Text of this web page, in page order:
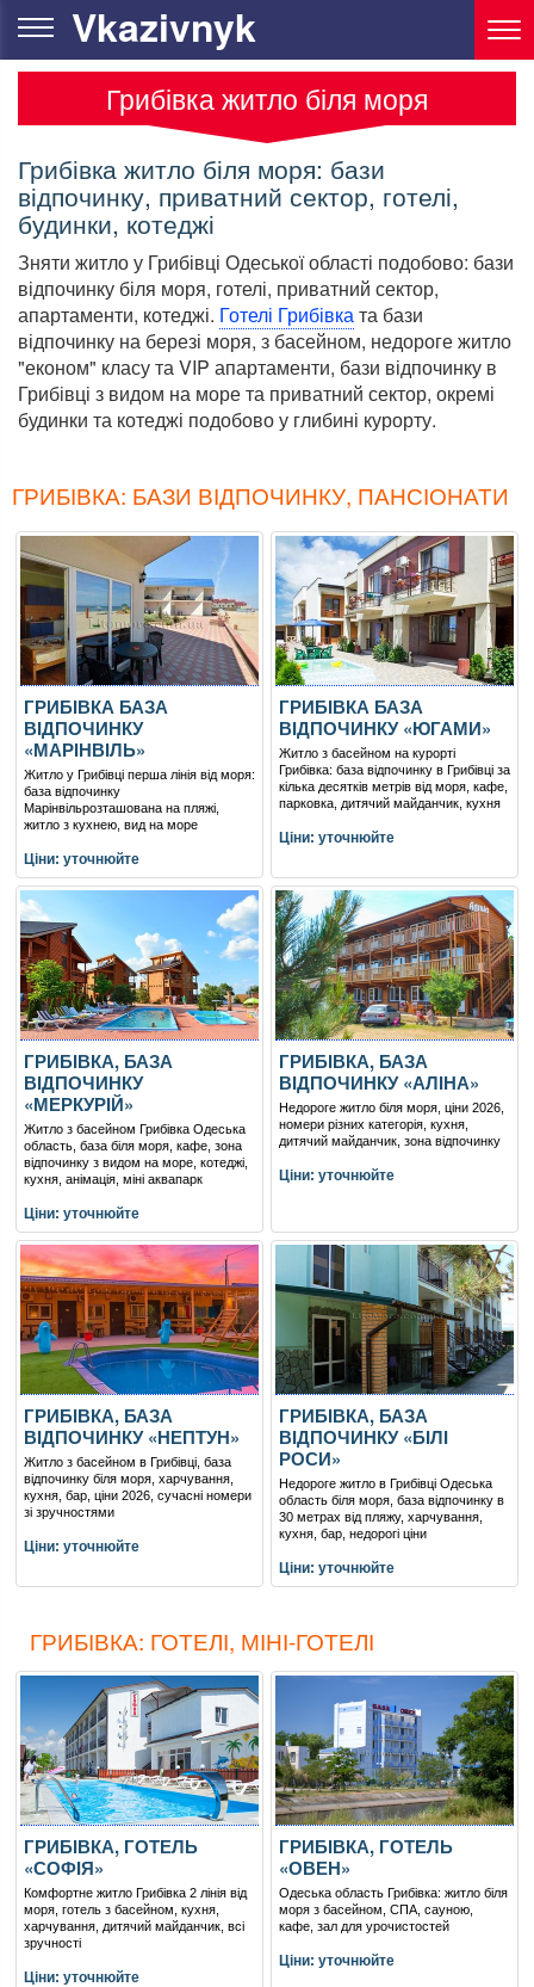
Vkazivnyk
Грибівка житло біля моря
Грибівка житло біля моря: бази
відпочинку, приватний сектор, готелі,
будинки, котеджі
Зняти житло у Грибівці Одеської області подобово: бази
відпочинку біля моря, готелі, приватний сектор,
апартаменти, котеджі. Готелі Грибівката бази
відпочинку на березі моря, з басейном, недороге житло
"економ" класу та VIP апартаменти, бази відпочинку в
Грибівці з видом на море та приватний сектор, окремі
будинки та котеджі подобово у глибині курорту.
ГРИБІВКА: БАЗИ ВІДПОЧИНКУ, ПАНСІОНАТИ
ГРИБІВКА БАЗА
ВІДПОЧИНКУ
«МАРІНВІЛЬ»
Житло у Грибівці перша лінія від моря:
база відпочинку
Марінвільрозташована на пляжі,
житло з кухнею, вид на море
Ціни: уточнюйте
ГРИБІВКА БАЗА
ВІДПОЧИНКУ «ЮГАМИ»
Житло з басейном на курорті
Грибівка: база відпочинку в Грибівці за
кілька десятків метрів від моря, кафе,
парковка, дитячий майданчик, кухня
Ціни: уточнюйте
ГРИБІВКА, БАЗА
ВІДПОЧИНКУ
«МЕРКУРІЙ»
Житло з басейном Грибівка Одеська
область, база біля моря, кафе, зона
відпочинку з видом на море, котеджі,
кухня, анімація, міні аквапарк
Ціни: уточнюйте
ГРИБІВКА, БАЗА
ВІДПОЧИНКУ «АЛІНА»
Недороге житло біля моря, ціни 2026,
номери різних категорія, кухня,
дитячий майданчик, зона відпочинку
Ціни: уточнюйте
ГРИБІВКА, БАЗА
ВІДПОЧИНКУ «НЕПТУН»
Житло з басейном в Грибівці, база
відпочинку біля моря, харчування,
кухня, бар, ціни 2026, сучасні номери
зі зручностями
Ціни: уточнюйте
ГРИБІВКА, БАЗА
ВІДПОЧИНКУ «БІЛІ
РОСИ»
Недороге житло в Грибівці Одеська
область біля моря, база відпочинку в
30 метрах від пляжу, харчування,
кухня, бар, недорогі ціни
Ціни: уточнюйте
ГРИБІВКА: ГОТЕЛІ, МІНІ-ГОТЕЛІ
ГРИБІВКА, ГОТЕЛЬ
«СОФІЯ»
Комфортне житло Грибівка 2 лінія від
моря, готель з басейном, кухня,
харчування, дитячий майданчик, всі
зручності
Ціни: уточнюйте
ГРИБІВКА, ГОТЕЛЬ
«ОВЕН»
Одеська область Грибівка: житло біля
моря з басейном, СПА, сауною,
кафе, зал для урочистостей
Ціни: уточнюйте